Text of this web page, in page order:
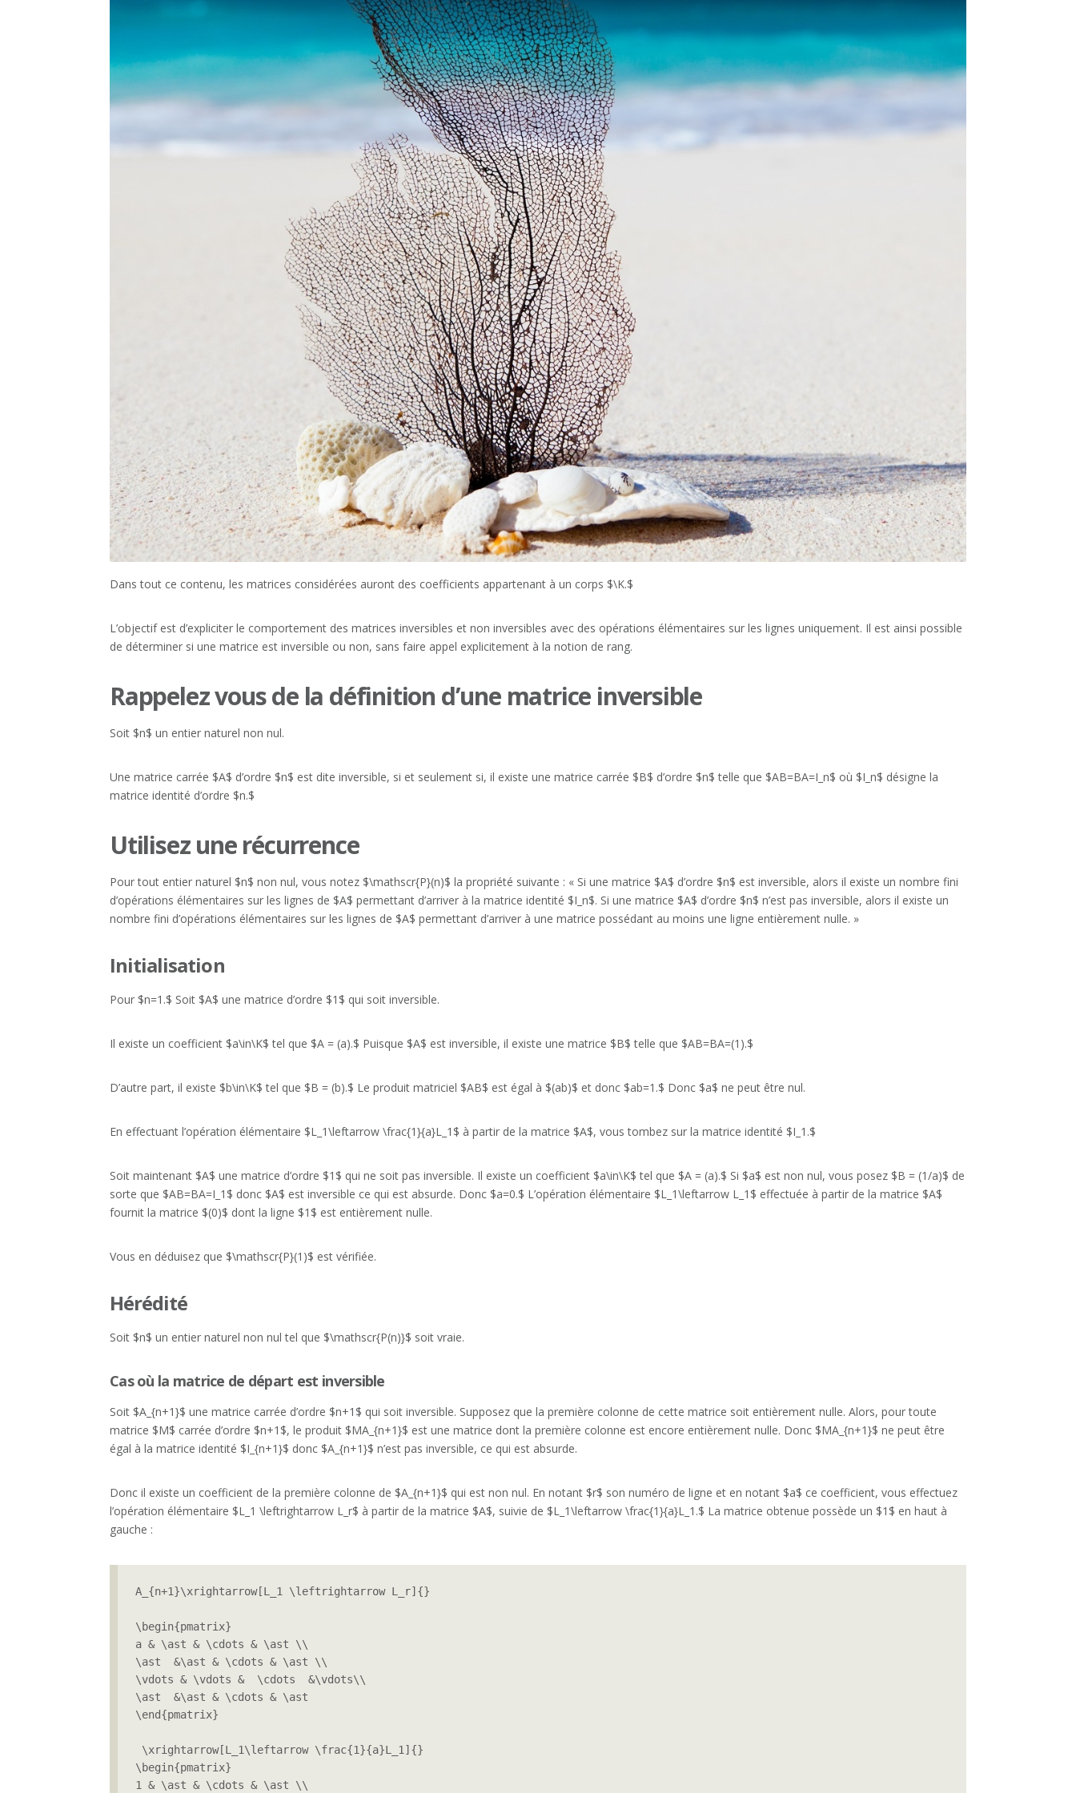
Dans tout ce contenu, les matrices considérées auront des coefficients appartenant à un corps $\K.$
L’objectif est d’expliciter le comportement des matrices inversibles et non inversibles avec des opérations élémentaires sur les lignes uniquement. Il est ainsi possible
de déterminer si une matrice est inversible ou non, sans faire appel explicitement à la notion de rang.
Rappelez vous de la définition d’une matrice inversible
Soit $n$ un entier naturel non nul.
Une matrice carrée $A$ d’ordre $n$ est dite inversible, si et seulement si, il existe une matrice carrée $B$ d’ordre $n$ telle que $AB=BA=I_n$ où $I_n$ désigne la
matrice identité d’ordre $n.$
Utilisez une récurrence
Pour tout entier naturel $n$ non nul, vous notez $\mathscr{P}(n)$ la propriété suivante : « Si une matrice $A$ d’ordre $n$ est inversible, alors il existe un nombre fini
d’opérations élémentaires sur les lignes de $A$ permettant d’arriver à la matrice identité $I_n$. Si une matrice $A$ d’ordre $n$ n’est pas inversible, alors il existe un
nombre fini d’opérations élémentaires sur les lignes de $A$ permettant d’arriver à une matrice possédant au moins une ligne entièrement nulle. »
Initialisation
Pour $n=1.$ Soit $A$ une matrice d’ordre $1$ qui soit inversible.
Il existe un coefficient $a\in\K$ tel que $A = (a).$ Puisque $A$ est inversible, il existe une matrice $B$ telle que $AB=BA=(1).$
D’autre part, il existe $b\in\K$ tel que $B = (b).$ Le produit matriciel $AB$ est égal à $(ab)$ et donc $ab=1.$ Donc $a$ ne peut être nul.
En effectuant l’opération élémentaire $L_1\leftarrow \frac{1}{a}L_1$ à partir de la matrice $A$, vous tombez sur la matrice identité $I_1.$
Soit maintenant $A$ une matrice d’ordre $1$ qui ne soit pas inversible. Il existe un coefficient $a\in\K$ tel que $A = (a).$ Si $a$ est non nul, vous posez $B = (1/a)$ de
sorte que $AB=BA=I_1$ donc $A$ est inversible ce qui est absurde. Donc $a=0.$ L’opération élémentaire $L_1\leftarrow L_1$ effectuée à partir de la matrice $A$
fournit la matrice $(0)$ dont la ligne $1$ est entièrement nulle.
Vous en déduisez que $\mathscr{P}(1)$ est vérifiée.
Hérédité
Soit $n$ un entier naturel non nul tel que $\mathscr{P(n)}$ soit vraie.
Cas où la matrice de départ est inversible
Soit $A_{n+1}$ une matrice carrée d’ordre $n+1$ qui soit inversible. Supposez que la première colonne de cette matrice soit entièrement nulle. Alors, pour toute
matrice $M$ carrée d’ordre $n+1$, le produit $MA_{n+1}$ est une matrice dont la première colonne est encore entièrement nulle. Donc $MA_{n+1}$ ne peut être
égal à la matrice identité $I_{n+1}$ donc $A_{n+1}$ n’est pas inversible, ce qui est absurde.
Donc il existe un coefficient de la première colonne de $A_{n+1}$ qui est non nul. En notant $r$ son numéro de ligne et en notant $a$ ce coefficient, vous effectuez
l’opération élémentaire $L_1 \leftrightarrow L_r$ à partir de la matrice $A$, suivie de $L_1\leftarrow \frac{1}{a}L_1.$ La matrice obtenue possède un $1$ en haut à
gauche :
A_{n+1}\xrightarrow[L_1 \leftrightarrow L_r]{}
\begin{pmatrix}
a & \ast & \cdots & \ast \\
\ast  &\ast & \cdots & \ast \\
\vdots & \vdots &  \cdots  &\vdots\\
\ast  &\ast & \cdots & \ast
\end{pmatrix}
\xrightarrow[L_1\leftarrow \frac{1}{a}L_1]{}
\begin{pmatrix}
1 & \ast & \cdots & \ast \\